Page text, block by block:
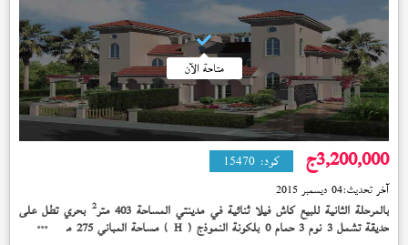
متاحة الآن
3,200,000ج كود: 15470
آخر تحديث:04 ديسمبر 2015
بالمرحلة الثانية للبيع كاش فيلا ثنائية في مدينتي المساحة 403 متر 2 بحري تطل على
حديقة تشمل 3 نوم 3 حمام 0 بلكونة النموذج ( H ) مساحة المباني 275 متر تشطيب